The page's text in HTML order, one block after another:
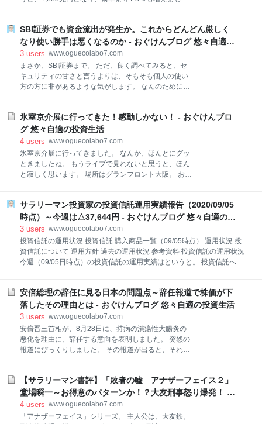
投信プラス 楽天資産形成ファンド(楽天525) 運用状況
◆◆◆SBI証券（+楽天証券） ◆◆◆ ◆評価額：
でしたが、2020年（速報ベース）で、991兆円となっ
ています。 それだけみんな経済に不安を持ち、貯蓄に
走っているということなんでしょうね。 これはやはり
仕方ないことなんでしょうか。 個人の金融資産 民間企
業でも社内留保が コロナ禍の後はV字回復かL字停滞か
個人の金融資産 日銀の発表内容だと。 個人で言うと、
す。 この個人資産ですが、全世代で増えているかと言
うと、この個人資産は65歳以上の老人が約半分を所有
していると
SBI証券でも資金流出が発生か。これからどんどん厳しく
なり使い勝手は悪くなるのか - おぐけんブログ 悠々自適の
投資生活
3 users www.oguecolabo7.com
まさか、SBI証券まで。 ただ、良く調べてみると、セ
キュリティの甘さと言うよりは、そもそも個人の使い
方の方に非があるような気がします。 なんのために、
うか。 ID/パスワードを公開していて、パスワードを使
いまわしていると、どんなにセキュリティをしっかり
していても取られるのは仕方ないというところもある
でしょう。 口座決済サービスでの被害発生中 SBI証券
での資金流出 使う側の知識と意識が必要 さらに厳しい
手続きが必要となる 口座決済サービスでの被害発生中
いう問題。 そもそも、口座番号や暗証番号などが、第
三者の手に渡って怒っているということですが。 そこ
で、第三者が預金者になりすまして、ドコモ口座を
氷室京介展に行ってきた！感動しかない！ - おぐけんブロ
グ 悠々自適の投資生活
4 users www.oguecolabo7.com
氷室京介展に行ってきました。 なんか、ほんとにグッ
ときましたね。 もうライブで見れないと思うと、ほん
と寂しく思います。 場所はグランフロント大阪。 お
中に入ると、ソロになってからの歴史がそのまま展示
されてる。 なんと、氷室京介直筆の歌詞カードが。 意
外とというか、めちゃくちゃ字が綺麗。 うーん、綺麗
な字というか、男らしい字というか。 若い頃の経歴を
知っていると、凄く以外な感じがする。 ソロになった
のは、ほんとに昔なんだよな。 まだ学生だったな。
えてる。 ラッキーだったのは、すぐに氷室京介がソロ
で活動を始めたこと。 BOØWYファンだったけど、ど
ちらかというと氷室京介ファンだったので、メ
サラリーマン投資家の投資信託運用実績報告（2020/09/05
時点）～今週は△37,644円 - おぐけんブログ 悠々自適の投
資生活
3 users www.oguecolabo7.com
投資信託の運用状況 投資信託 購入商品一覧（09/05時点） 運用状況 投
資信託について 運用方針 過去の運用状況 参考資料 投資信託の運用状況
今週（09/05日時点）の投資信託の運用実績はというと。 投資信託への
www.oguecolabo7.com 分散型の投資信託だと、利回りもそんなに激し
く動くこともなく、平均で6％以上は見込めると思います。 少しづつ積
立でのんびりと老後資金を貯めてはいかがでしょうか。 投資信託 購入商
品一覧（09/05時点） 買っている投資信託は、以下の5つです。 三井住
友Ｔ ＳＭＴグロ株 三菱 ｅＭＡＸＩＳ先進国株 三井住友Ｔ世界経済 ひふ
み投信プラス 楽天資産形成ファンド(楽天525) 運用状況 ◆◆◆SBI証券
安倍総理の辞任に見る日本の問題点～辞任報道で株価が下
落したその理由とは - おぐけんブログ 悠々自適の投資生活
3 users www.oguecolabo7.com
安倍晋三首相が、8月28日に、持病の潰瘍性大腸炎の
悪化を理由に、辞任する意向を表明しました。 突然の
報道にびっくりしました。 その報道が出ると、それま
しょうかね。 もちろん喜んでいる人たちもいるのだろ
う。 また、攻撃する相手がいなくて、目標を失った人
もいたんでしょうね。 安倍総理の辞任表明会見 一国の
リーダの健康状態をワイドショーで追及する異常さ 安
【サラリーマン書評】「敗者の嘘 アナザーフェイス２」
堂場瞬一～お得意のパターンか！？大友刑事怒り爆発！ -
おぐけんブログ 悠々自適の投資生活
4 users www.oguecolabo7.com
「アナザーフェイス」シリーズ。 主人公は、大友鉄。